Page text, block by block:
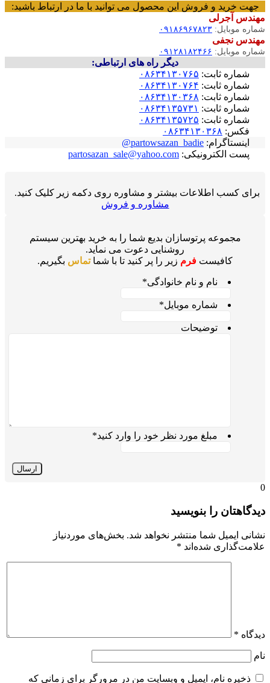
خرید و فروش این محصول می توانید با ما در ارتباط باشید:
آجرلی
موبایل:۰۹۱۸۶۹۶۷۸۲۳
نجفی
موبایل:۰۹۱۲۸۱۸۲۴۶۶
دیگر راه های ارتباطی:
شماره ثابت:۰۸۶۳۴۱۳۰۷۶۵
شماره ثابت:۰۸۶۳۴۱۳۰۷۶۴
شماره ثابت:۰۸۶۳۴۱۳۰۳۶۸
شماره ثابت:۰۸۶۳۴۱۳۵۷۳۱
شماره ثابت:۰۸۶۳۴۱۳۵۷۲۵
فکس:۰۸۶۳۴۱۳۰۳۶۸
اینستاگرام: partowsazan_badie@
پست الکترونیکی:partosazan_sale@yahoo.com
کسب اطلاعات بیشتر و مشاوره روی دکمه زیر کلیک کنید.
مشاوره و فروش
مجموعه پرتوسازان بدیع شما را به خرید بهترین سیستم
روشنایی دعوت می نماید.
کافیستفرمزیر را پر کنید تا با شماتماسبگیریم.
نام و نام خانوادگی*
شماره موبایل*
توضیحات
مبلغ مورد نظر خود را وارد کنید*
را بنویسید
ایمیل شما منتشر نخواهد شد. بخش‌های موردنیاز
شده‌اند *
*
ذخیره نام، ایمیل و وبسایت من در مرورگر برای زمانی که